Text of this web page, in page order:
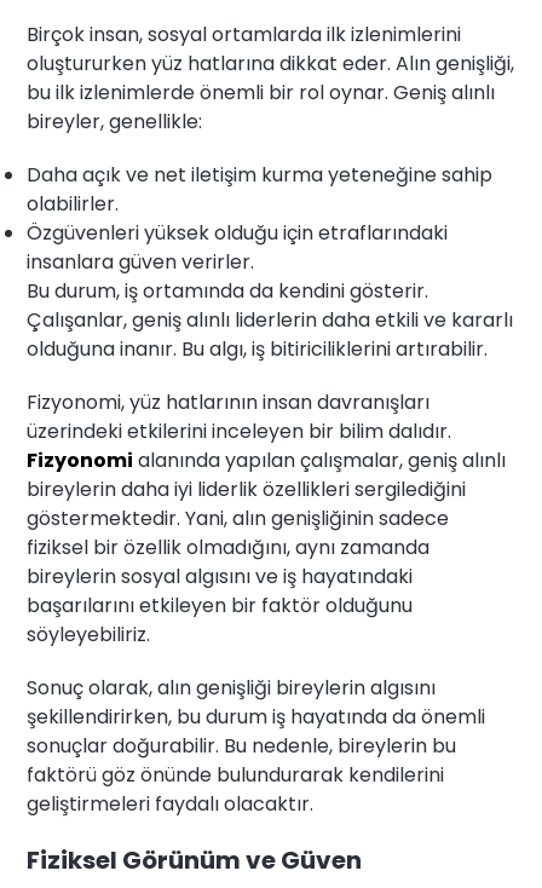
Birçok insan, sosyal ortamlarda ilk izlenimlerini
oluştururken yüz hatlarına dikkat eder. Alın genişliği,
bu ilk izlenimlerde önemli bir rol oynar. Geniş alınlı
bireyler, genellikle:
Daha açık ve net iletişim kurma yeteneğine sahip
olabilirler.
Özgüvenleri yüksek olduğu için etraflarındaki
insanlara güven verirler.
Bu durum, iş ortamında da kendini gösterir.
Çalışanlar, geniş alınlı liderlerin daha etkili ve kararlı
olduğuna inanır. Bu algı, iş bitiriciliklerini artırabilir.
Fizyonomi, yüz hatlarının insan davranışları
üzerindeki etkilerini inceleyen bir bilim dalıdır.
Fizyonomi alanında yapılan çalışmalar, geniş alınlı
bireylerin daha iyi liderlik özellikleri sergilediğini
göstermektedir. Yani, alın genişliğinin sadece
fiziksel bir özellik olmadığını, aynı zamanda
bireylerin sosyal algısını ve iş hayatındaki
başarılarını etkileyen bir faktör olduğunu
söyleyebiliriz.
Sonuç olarak, alın genişliği bireylerin algısını
şekillendirirken, bu durum iş hayatında da önemli
sonuçlar doğurabilir. Bu nedenle, bireylerin bu
faktörü göz önünde bulundurarak kendilerini
geliştirmeleri faydalı olacaktır.
Fiziksel Görünüm ve Güven